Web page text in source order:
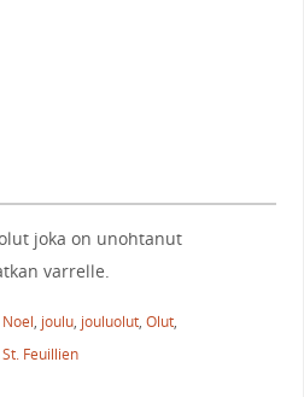
joka on unohtanut
varrelle.
, joulu, jouluolut, Olut,
St. Feuillien